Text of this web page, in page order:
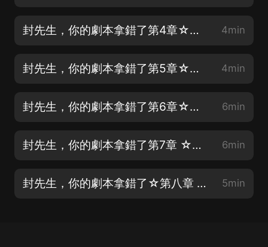
封先生，你的劇本拿錯了第4章☆替代品 4min
封先生，你的劇本拿錯了第5章☆做戲要做全套 4min
封先生，你的劇本拿錯了第6章☆未來小嬸嬸 6min
封先生，你的劇本拿錯了第7章 ☆迷得不上朝 6min
封先生，你的劇本拿錯了☆第八章 相親宴 5min